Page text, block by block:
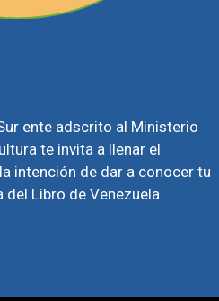
ente adscrito al Ministerio
te invita a llenar el
intención de dar a conocer tu
Libro de Venezuela.